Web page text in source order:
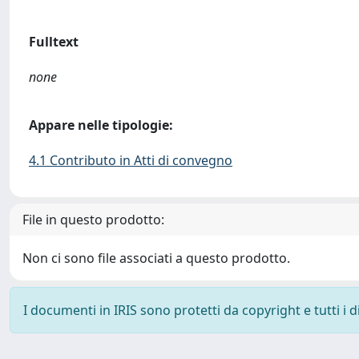
Fulltext
none
Appare nelle tipologie:
4.1 Contributo in Atti di convegno
File in questo prodotto:
Non ci sono file associati a questo prodotto.
I documenti in IRIS sono protetti da copyright e tutti i